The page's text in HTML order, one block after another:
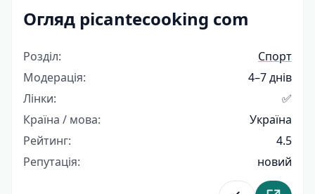
Огляд picantecooking com
Розділ:
Спорт
Модерація:
4–7 днів
Лінки:
✅
Країна / мова:
Україна
Рейтинг:
4.5
Репутація:
новий